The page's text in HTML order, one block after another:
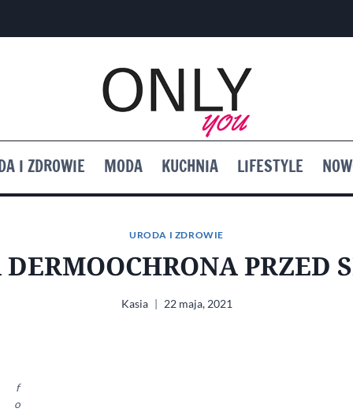
I ZDROWIE MODA KUCHNIA LIFESTYLE
URODA I ZDROWIE
PRZED
Kasia 22 maja, 2021
f
o